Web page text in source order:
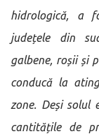
hidrologică, a
județele din
galbene, roșii și
conducă la
zone. Deși solul
cantitățile de